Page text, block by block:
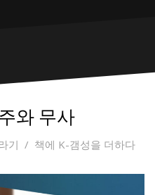
와 무사
기 책에 K-갬성을 더하다